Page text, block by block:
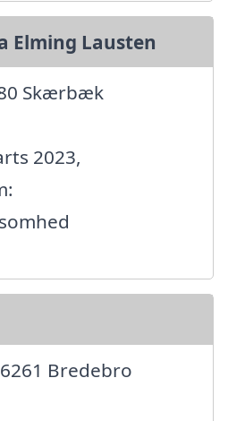
Elming Lausten
Skærbæk
2023,
Bredebro